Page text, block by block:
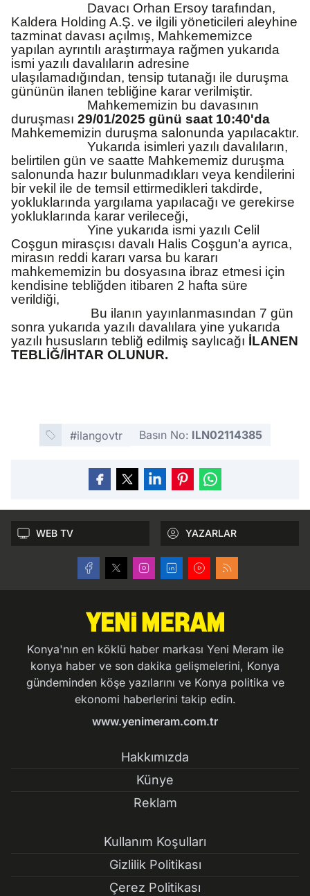
Davacı Orhan Ersoy tarafından,
Kaldera Holding A.Ş. ve ilgili yöneticileri aleyhine
tazminat davası açılmış, Mahkememizce
yapılan ayrıntılı araştırmaya rağmen yukarıda
ismi yazılı davalıların adresine
ulaşılamadığından, tensip tutanağı ile duruşma
gününün ilanen tebliğine karar verilmiştir.
Mahkememizin bu davasının
duruşması 29/01/2025 günü saat 10:40'da
Mahkememizin duruşma salonunda yapılacaktır.
Yukarıda isimleri yazılı davalıların,
belirtilen gün ve saatte Mahkememiz duruşma
salonunda hazır bulunmadıkları veya kendilerini
bir vekil ile de temsil ettirmedikleri takdirde,
yokluklarında yargılama yapılacağı ve gerekirse
yokluklarında karar verileceği,
Yine yukarıda ismi yazılı Celil
Coşgun mirasçısı davalı Halis Coşgun'a ayrıca,
mirasın reddi kararı varsa bu kararı
mahkememizin bu dosyasına ibraz etmesi için
kendisine tebliğden itibaren 2 hafta süre
verildiği,
Bu ilanın yayınlanmasından 7 gün
sonra yukarıda yazılı davalılara yine yukarıda
yazılı hususların tebliğ edilmiş saylıcağı İLANEN
TEBLİĞ/İHTAR OLUNUR.
#ilangovtr Basın No: ILN02114385
WEB TV YAZARLAR
Konya'nın en köklü haber markası Yeni Meram ile
konya haber ve son dakika gelişmelerini, Konya
gündeminden köşe yazılarını ve Konya politika ve
ekonomi haberlerini takip edin.
www.yenimeram.com.tr
Hakkımızda
Künye
Reklam
Kullanım Koşulları
Gizlilik Politikası
Çerez Politikası